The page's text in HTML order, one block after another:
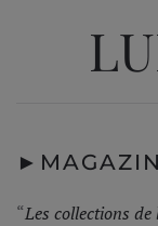
►
“Les collections